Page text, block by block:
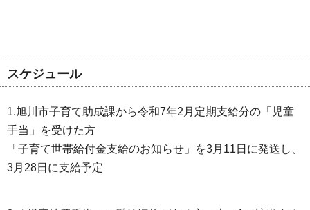
スケジュール
1.旭川市子育て助成課から令和7年2月定期支給分の「児童
手当」を受けた方
「子育て世帯給付金支給のお知らせ」を3月11日に発送し、
3月28日に支給予定